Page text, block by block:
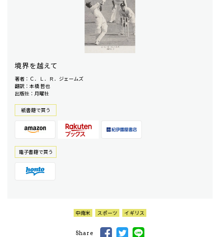
境界を越えて
著者：Ｃ．Ｌ．Ｒ．ジェームズ
翻訳：本橋 哲也
出版社：月曜社
紙書籍で買う
電⼦書籍で買う
中南米 スポーツ イギリス
Share